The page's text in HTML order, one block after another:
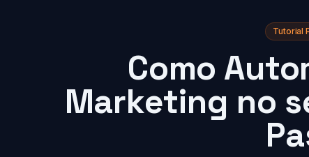
Tutorial
Como
Marketing no